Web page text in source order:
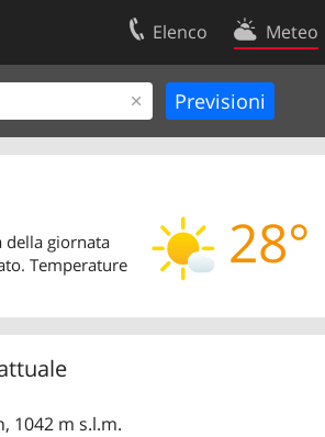
Elenco Meteo
28°
della giornata
Temperature
1042 m s.l.m.
Contatti
Condizioni d’uso